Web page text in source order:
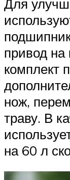
Для
привод на
комплект
нож,
траву. В
на 60 л